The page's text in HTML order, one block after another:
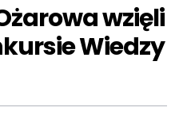
wzięli
Wiedzy